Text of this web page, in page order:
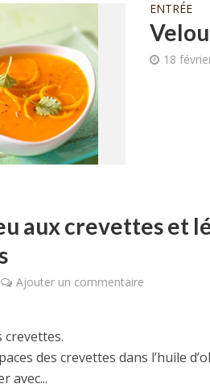
ENTRÉE
18
aux crevettes et
Ajouter un commentaire
crevettes.
des crevettes dans l’huile
avec...